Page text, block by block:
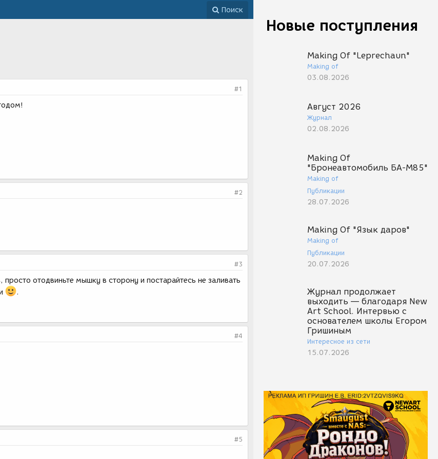
Новые поступления
Making Of "Leprechaun"
Making of
03.08.2026
Август 2026
Журнал
02.08.2026
Making Of
"Бронеавтомобиль БА-М85"
Making of
Публикации
28.07.2026
Making Of "Язык даров"
Making of
Публикации
20.07.2026
Журнал продолжает
выходить — благодаря New
Art School. Интервью с
основателем школы Егором
Гришиным
Интересное из сети
15.07.2026
Поиск
#1
#2
#3
просто отодвиньте мышку в сторону и постарайтесь не заливать
.
#4
#5